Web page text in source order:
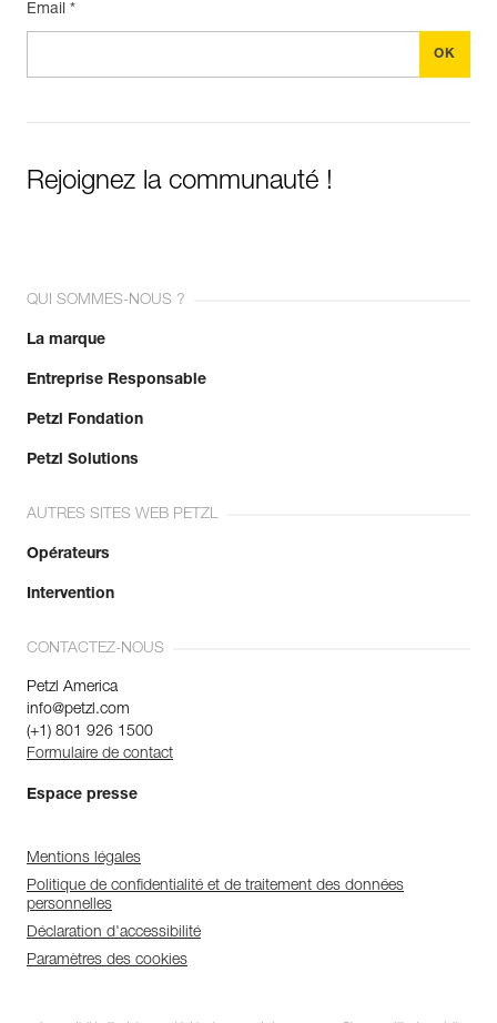
Email *
Rejoignez la communauté !
QUI SOMMES-NOUS ?
La marque
Entreprise Responsable
Petzl Fondation
Petzl Solutions
AUTRES SITES WEB PETZL
Opérateurs
Intervention
CONTACTEZ-NOUS
Petzl America
info@petzl.com
(+1) 801 926 1500
Formulaire de contact
Espace presse
Mentions légales
Politique de confidentialité et de traitement des données
personnelles
Déclaration d'accessibilité
Paramètres des cookies